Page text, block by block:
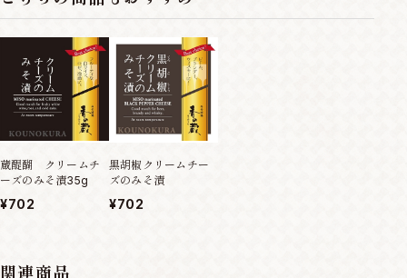
蔵醍醐 クリームチ
ーズのみそ漬35g
¥702
黒胡椒クリームチー
ズのみそ漬
¥702
関連商品